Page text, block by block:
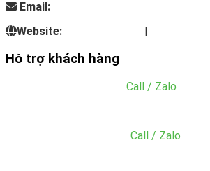
Email:
Website:
Hỗ trợ khách hàng
Call / Zalo
Call / Zalo